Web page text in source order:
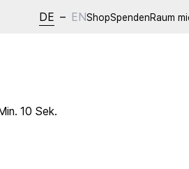
DE – ENShopSpendenRaum
10 Sek.